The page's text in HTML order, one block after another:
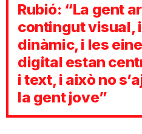
Rubió: “La gent
contingut visual,
dinàmic, i les
digital estan
i text, i això no
la gent jove”